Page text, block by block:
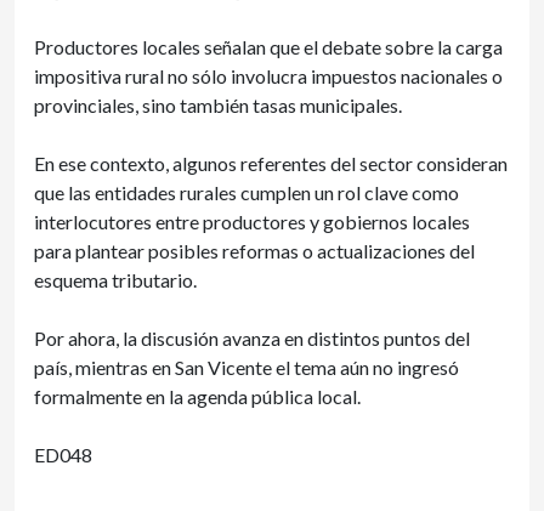
Productores locales señalan que el debate sobre la carga
impositiva rural no sólo involucra impuestos nacionales o
provinciales, sino también tasas municipales.
En ese contexto, algunos referentes del sector consideran
que las entidades rurales cumplen un rol clave como
interlocutores entre productores y gobiernos locales
para plantear posibles reformas o actualizaciones del
esquema tributario.
Por ahora, la discusión avanza en distintos puntos del
país, mientras en San Vicente el tema aún no ingresó
formalmente en la agenda pública local.
ED048